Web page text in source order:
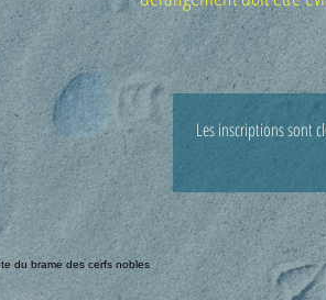
Les inscriptions sont